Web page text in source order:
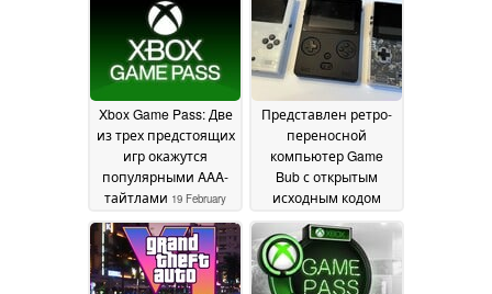
Xbox Game Pass: Две
из трех предстоящих
игр окажутся
популярными AAA-
тайтлами 19 February
2025
Представлен ретро-
переносной
компьютер Game
Bub с открытым
исходным кодом
FPGA для игр Game
Boy Color и Game Boy
Advance19 February 2025